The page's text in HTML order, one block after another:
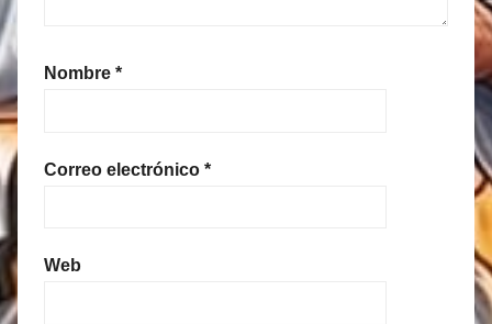
Nombre *
Correo electrónico *
Web